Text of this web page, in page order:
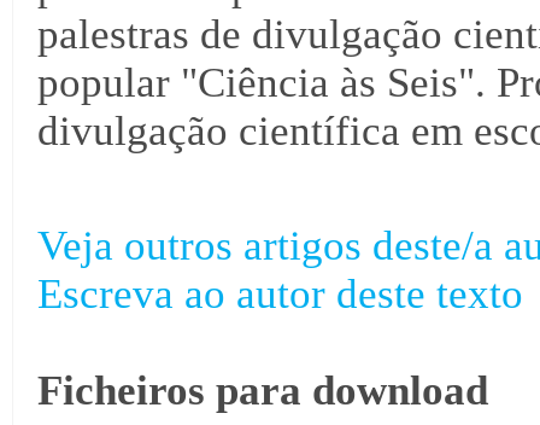
palestras de divulgação
popular "Ciência às Seis".
divulgação científica em
Veja outros artigos deste/a
Escreva ao autor deste texto
Ficheiros para download